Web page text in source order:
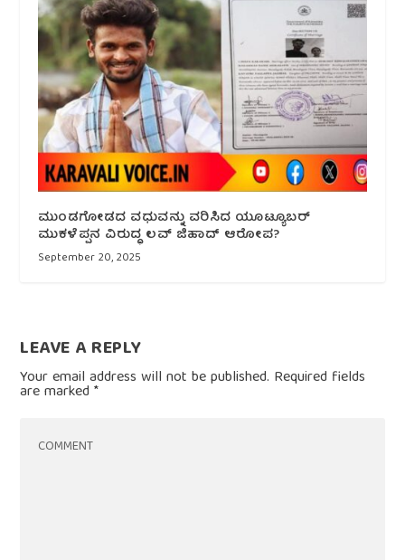
ಮುಂಡಗೋಡದ ವಧುವನ್ನು ವರಿಸಿದ ಯೂಟ್ಯೂಬರ್‌
ಮುಕಳೆಪ್ಪನ ವಿರುದ್ಧ ಲವ್‌ ಜಿಹಾದ್ ಆರೋಪ?
September 20, 2025
LEAVE A REPLY
Your email address will not be published. Required fields
are marked*